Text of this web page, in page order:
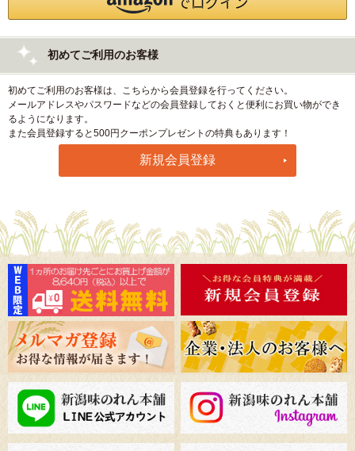
初めてご利用のお客様
初めてご利用のお客様は、こちらから会員登録を行ってください。
メールアドレスやパスワードなどの会員登録しておくと便利にお買い物ができ
るようになります。
また会員登録すると500円クーポンプレゼントの特典もあります！